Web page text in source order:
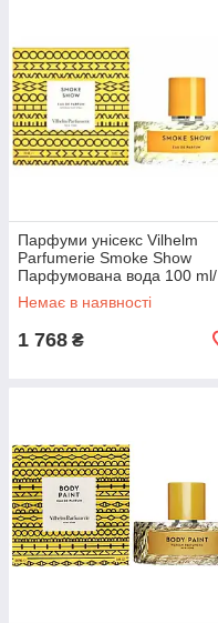
Парфуми унісекс Vilhelm
Parfumerie Smoke Show
Парфумована вода 100 ml/
мл
Немає в наявності
1 768 ₴